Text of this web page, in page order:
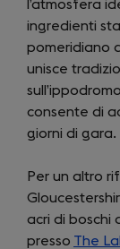
l’atmosfera
ingredienti
pomeridiano
unisce
consente di
giorni di gara.
Per un altro
acri di boschi
presso The